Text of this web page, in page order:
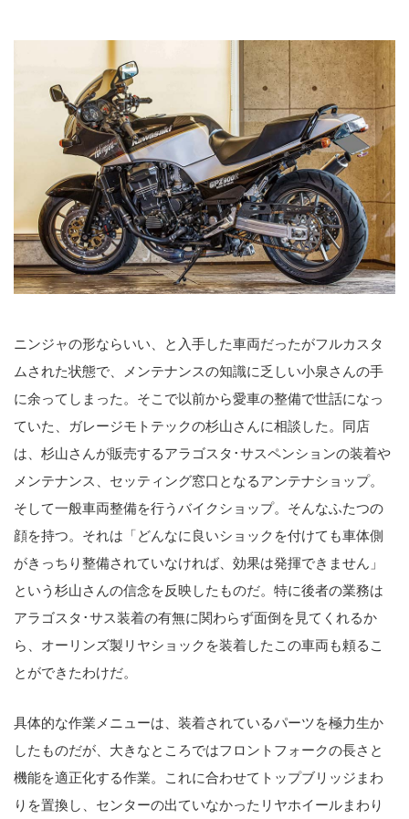
ニンジャの形ならいい、と入手した車両だったがフルカスタ
ムされた状態で、メンテナンスの知識に乏しい小泉さんの手
に余ってしまった。そこで以前から愛車の整備で世話になっ
ていた、ガレージモトテックの杉山さんに相談した。同店
は、杉山さんが販売するアラゴスタ･サスペンションの装着や
メンテナンス、セッティング窓口となるアンテナショップ。
そして一般車両整備を行うバイクショップ。そんなふたつの
顔を持つ。それは「どんなに良いショックを付けても車体側
がきっちり整備されていなければ、効果は発揮できません」
という杉山さんの信念を反映したものだ。特に後者の業務は
アラゴスタ･サス装着の有無に関わらず面倒を見てくれるか
ら、オーリンズ製リヤショックを装着したこの車両も頼るこ
とができたわけだ。
具体的な作業メニューは、装着されているパーツを極力生か
したものだが、大きなところではフロントフォークの長さと
機能を適正化する作業。これに合わせてトップブリッジまわ
りを置換し、センターの出ていなかったリヤホイールまわり